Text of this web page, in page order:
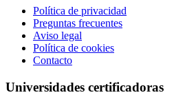
Política de privacidad
Preguntas frecuentes
Aviso legal
Política de cookies
Contacto
Universidades certificadoras